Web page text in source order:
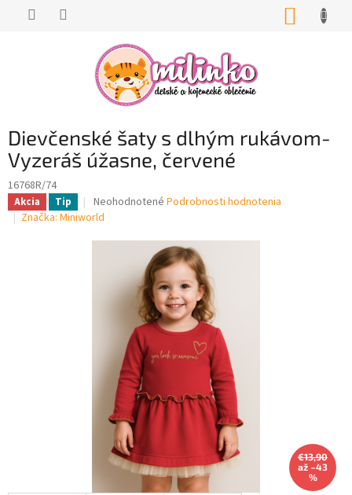
Dievčenské šaty s dlhým rukávom-
Vyzeráš úžasne, červené
16768R/74
Akcia Tip
Priemerné
hodnotenie
je
hviezdičiek.
Neohodnotené Podrobnosti hodnotenia
Značka: Miniworld
€13,90
až –43
%